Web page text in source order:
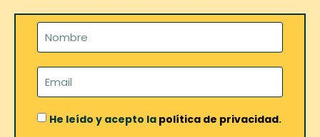
He leído y acepto la política de privacidad.